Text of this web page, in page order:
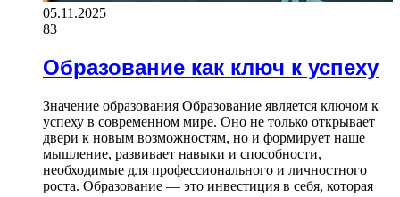
05.11.2025
83
Образование как ключ к успеху
Значение образования Образование является ключом к
успеху в современном мире. Оно не только открывает
двери к новым возможностям, но и формирует наше
мышление, развивает навыки и способности,
необходимые для профессионального и личностного
роста. Образование — это инвестиция в себя, которая